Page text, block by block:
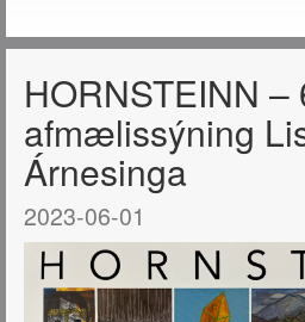
HORNSTEINN –
afmælissýning
Árnesinga
2023-06-01